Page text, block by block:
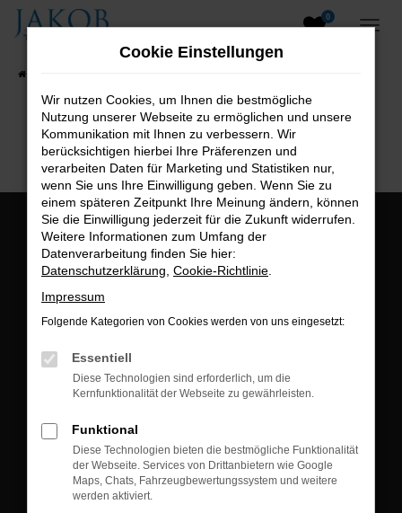
Zum
0
B2B-Shop
Öffnungszeiten:
Montag bis Freitag:
Postadresse:
Kontakt:
Tel.: +49 3745 760 90 20
Fax: +49 3745 760 90 21
Cookie Einstellungen
Wir nutzen Cookies, um Ihnen die bestmögliche
Nutzung unserer Webseite zu ermöglichen und unsere
Kommunikation mit Ihnen zu verbessern. Wir
berücksichtigen hierbei Ihre Präferenzen und
verarbeiten Daten für Marketing und Statistiken nur,
wenn Sie uns Ihre Einwilligung geben. Wenn Sie zu
einem späteren Zeitpunkt Ihre Meinung ändern, können
Sie die Einwilligung jederzeit für die Zukunft widerrufen.
Weitere Informationen zum Umfang der
Datenverarbeitung finden Sie hier:
Datenschutzerklärung Cookie-Richtlinie
Impressum
Folgende Kategorien von Cookies werden von uns eingesetzt:
Essentiell
Diese Technologien sind erforderlich, um die
Kernfunktionalität der Webseite zu gewährleisten.
Funktional
Diese Technologien bieten die bestmögliche Funktionalität
der Webseite. Services von Drittanbietern wie Google
Maps, Chats, Fahrzeugbewertungssystem und weitere
werden aktiviert.